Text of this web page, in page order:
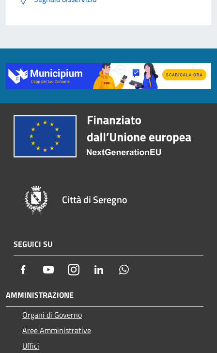
Città di Seregno
SEGUICI SU
Facebook YoutubeInstagram LinkedIn
AMMINISTRAZIONE
Organi di Governo
Aree Amministrative
Uffici